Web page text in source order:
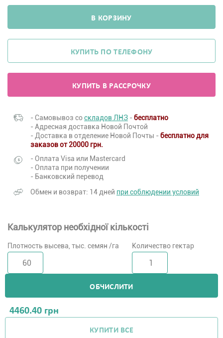
В КОРЗИНУ
КУПИТЬ ПО ТЕЛЕФОНУ
КУПИТЬ В РАССРОЧКУ
- Самовывоз соскладов ЛНЗ - бесплатно
- Адресная доставка Новой Почтой
- Доставка в отделение Новой Почты - бесплатно для
заказов от 20000 грн.
- Оплата Visa или Mastercard
- Оплата при получении
- Банковский перевод
Обмен и возврат: 14 дней при соблюдении условий
Калькулятор необхідної кількості
Плотность высева, тыс. семян /га Количество гектар
ОБЧИСЛИТИ
4460.40 грн
КУПИТИ ВСЕ